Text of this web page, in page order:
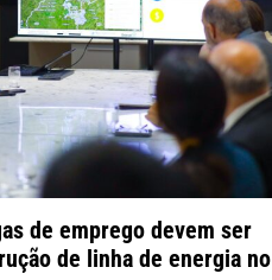
de emprego devem ser
de linha de energia no